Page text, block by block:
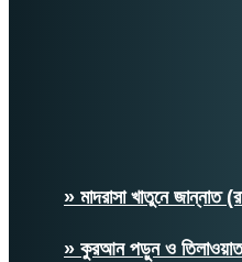
» মাদরাসা খাতুনে
» কুরআন পড়ুন ও